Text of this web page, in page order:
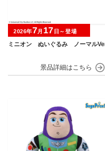
ミニオン ぬいぐるみ ノーマル
2026年7月 17 日～登場